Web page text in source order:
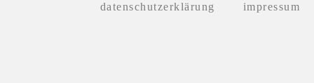
datenschutzerklärung impressum